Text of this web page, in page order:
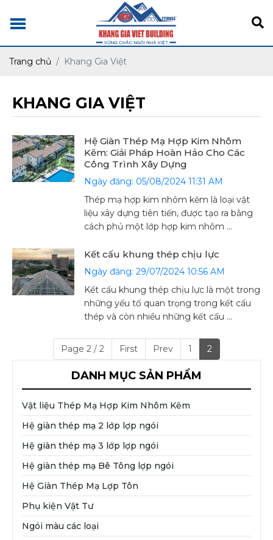
Trang chủ Khang Gia Việt
KHANG GIA VIỆT
Hệ Giàn Thép Mạ Hợp Kim Nhôm
Kẽm: Giải Pháp Hoàn Hảo Cho Các
Công Trình Xây Dựng
Ngày đăng: 05/08/2024 11:31 AM
Thép mạ hợp kim nhôm kẽm là loại vật
liệu xây dựng tiên tiến, được tạo ra bằng
cách phủ một lớp hợp kim nhôm ...
Kết cấu khung thép chịu lực
Ngày đăng: 29/07/2024 10:56 AM
Kết cấu khung thép chịu lực là một trong
những yếu tố quan trọng trong kết cấu
thép và còn nhiều những kết cấu ...
Page 2 / 2 First Prev 1 2
DANH MỤC SẢN PHẨM
Vật liệu Thép Mạ Hợp Kim Nhôm Kẽm
Hệ giàn thép mạ 2 lớp lợp ngói
Hệ giàn thép mạ 3 lớp lợp ngói
Hệ giàn thép mạ Bê Tông lợp ngói
Hệ Giàn Thép Mạ Lợp Tôn
Phụ kiện Vật Tư
Ngói màu các loại